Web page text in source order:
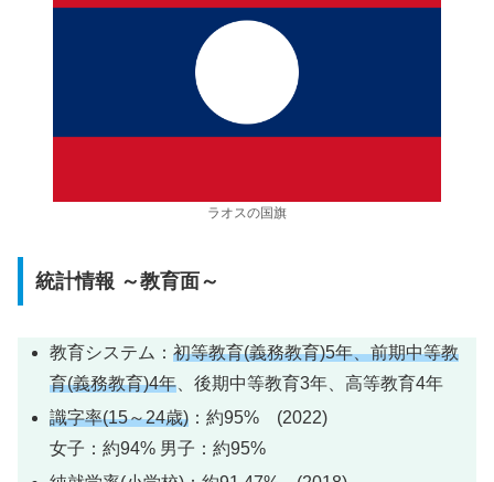
ラオスの国旗
統計情報 ～教育面～
教育システム：初等教育(義務教育)5年、前期中等教
育(義務教育)4年 、後期中等教育3年、高等教育4年
識字率(15～24歳) ：約95% (2022)
女子：約94% 男子：約95%